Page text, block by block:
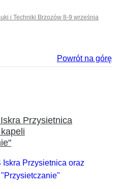
i Techniki Brzozów 8-9 września
Powrót na górę
Przysietnica